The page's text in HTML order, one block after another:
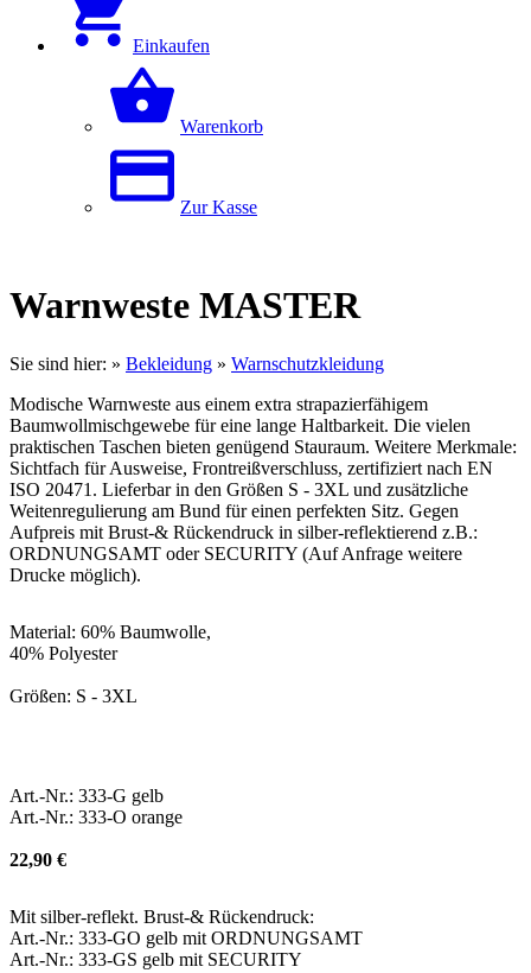
Einkaufen
Warenkorb
Zur Kasse
Warnweste MASTER
Sie sind hier: » Bekleidung » Warnschutzkleidung
Modische Warnweste aus einem extra strapazierfähigem
Baumwollmischgewebe für eine lange Haltbarkeit. Die vielen
praktischen Taschen bieten genügend Stauraum. Weitere Merkmale:
Sichtfach für Ausweise, Frontreißverschluss, zertifiziert nach EN
ISO 20471. Lieferbar in den Größen S - 3XL und zusätzliche
Weitenregulierung am Bund für einen perfekten Sitz. Gegen
Aufpreis mit Brust-& Rückendruck in silber-reflektierend z.B.:
ORDNUNGSAMT oder SECURITY (Auf Anfrage weitere
Drucke möglich).
Material: 60% Baumwolle,
40% Polyester
Größen: S - 3XL
Art.-Nr.: 333-G gelb
Art.-Nr.: 333-O orange
22,90 €
Mit silber-reflekt. Brust-& Rückendruck:
Art.-Nr.: 333-GO gelb mit ORDNUNGSAMT
Art.-Nr.: 333-GS gelb mit SECURITY